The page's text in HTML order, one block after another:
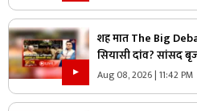
शह मात The Big
सियासी दांव? सांसद
उठाए सवाल, क्या
Aug 08, 2026 | 11:42 PM